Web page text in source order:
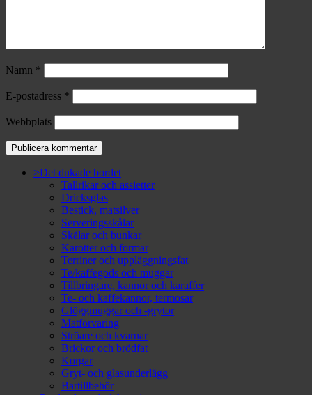
Namn *
E-postadress *
Webbplats
>Det dukade bordet
Tallrikar och assietter
Dricksglas
Bestick, matsilver
Serveringsskålar
Skålar och bunkar
Karotter och formar
Terriner och uppläggningsfat
Te/kaffegods och muggar
Tillbringare, kannor och karaffer
Te- och kaffekannor, termosar
Glöggmuggar och -grytor
Matförvaring
Ströare och kvarnar
Brickor och brödfat
Korgar
Gryt- och glasunderlägg
Bartillbehör